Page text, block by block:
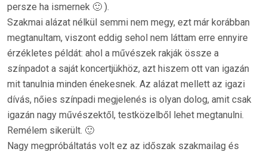
persze ha ismernek 🙂 ).
Szakmai alázat nélkül semmi nem megy, ezt már korábban
megtanultam, viszont eddig sehol nem láttam erre ennyire
érzékletes példát: ahol a művészek rakják össze a
színpadot a saját koncertjükhöz, azt hiszem ott van igazán
mit tanulnia minden énekesnek. Az alázat mellett az igazi
dívás, nőies színpadi megjelenés is olyan dolog, amit csak
igazán nagy művészektől, testközelből lehet megtanulni.
Remélem sikerült. 🙂
Nagy megpróbáltatás volt ez az időszak szakmailag és